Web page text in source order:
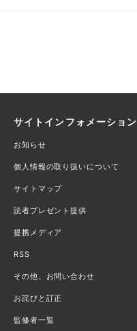
サイトインフォメーション
お知らせ
個人情報の取り扱いについて
サイトマップ
読者プレゼント提供
提携メディア
RSS
その他、お問い合わせ
お詫びと訂正
監修者一覧